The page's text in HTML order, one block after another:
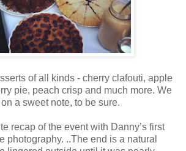
of all kinds - cherry clafouti, apple
pie, peach crisp and much more. We
a sweet note, to be sure.
recap of the event with Danny’s first
photography. ..The end is a natural